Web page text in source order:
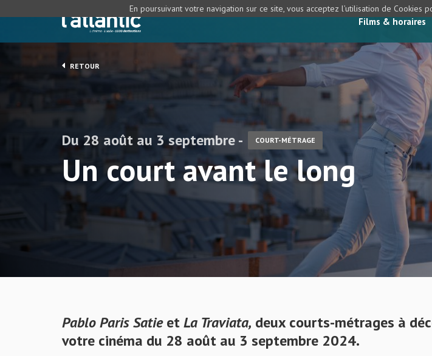
Films & horaires
RETOUR
Du 28 août au 3 septembre - COURT-MÉTRAGE
Un court avant le long
Pablo Paris SatieetLa Traviata, deux courts-métrages à
votre cinéma du 28 août au 3 septembre 2024.
En poursuivant votre navigation sur ce site, vous acceptez l’utilisation de Cookies